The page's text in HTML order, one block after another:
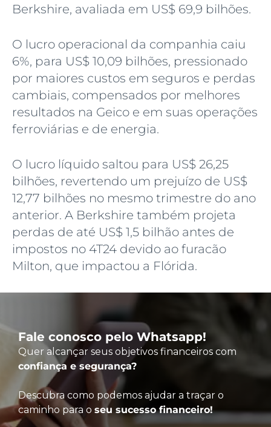
Berkshire, avaliada em US$ 69,9 bilhões.
O lucro operacional da companhia caiu
6%, para US$ 10,09 bilhões, pressionado
por maiores custos em seguros e perdas
cambiais, compensados por melhores
resultados na Geico e em suas operações
ferroviárias e de energia.
O lucro líquido saltou para US$ 26,25
bilhões, revertendo um prejuízo de US$
12,77 bilhões no mesmo trimestre do ano
anterior. A Berkshire também projeta
perdas de até US$ 1,5 bilhão antes de
impostos no 4T24 devido ao furacão
Milton, que impactou a Flórida.
Fale conosco pelo Whatsapp!
Quer alcançar seus objetivos financeiros com
confiança e segurança?
Descubra como podemos ajudar a traçar o
caminho para o seu sucesso financeiro!